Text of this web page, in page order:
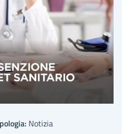
Notizia